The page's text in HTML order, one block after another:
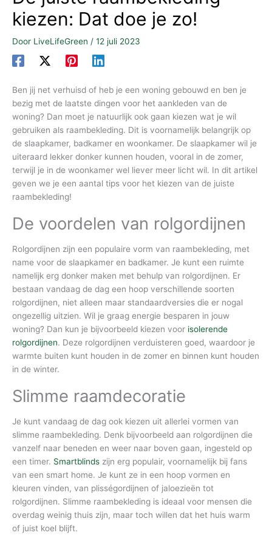
kiezen: Dat doe je zo!
Door LiveLifeGreen / 12 juli 2023
Ben jij net verhuisd of heb je een woning gebouwd en ben je
bezig met de laatste dingen voor het aankleden van de
woning? Dan moet je natuurlijk ook gaan kiezen wat je wil
gebruiken als raambekleding. Dit is voornamelijk belangrijk op
de slaapkamer, badkamer en woonkamer. De slaapkamer wil je
uiteraard lekker donker kunnen houden, vooral in de zomer,
terwijl je in de woonkamer wel liever meer licht wil. In dit artikel
geven we je een aantal tips voor het kiezen van de juiste
raambekleding!
De voordelen van rolgordijnen
Rolgordijnen zijn een populaire vorm van raambekleding, met
name voor de slaapkamer en badkamer. Je kunt een ruimte
namelijk erg donker maken met behulp van rolgordijnen. Er
bestaan vandaag de dag een hoop verschillende soorten
rolgordijnen, niet alleen maar standaardversies die er nogal
ongezellig uitzien. Wil je graag energie besparen in jouw
woning? Dan kun je bijvoorbeeld kiezen voor isolerende
rolgordijnen. Deze rolgordijnen verduisteren goed, waardoor je
warmte buiten kunt houden in de zomer en binnen kunt houden
in de winter.
Slimme raamdecoratie
Je kunt vandaag de dag ook kiezen uit allerlei vormen van
slimme raambekleding. Denk bijvoorbeeld aan rolgordijnen die
vanzelf naar beneden en weer naar boven gaan, ingesteld op
een timer. Smartblinds zijn erg populair, voornamelijk bij fans
van een smart home. Je kunt ze in een hoop vormen en
kleuren vinden, van plisségordijnen of jaloezieën tot
rolgordijnen. Slimme raambekleding is ideaal voor mensen die
overdag weinig thuis zijn, maar toch willen dat het huis warm
of juist koel blijft.